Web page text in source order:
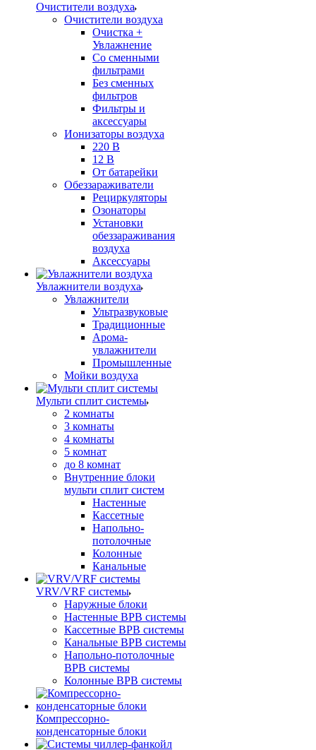
Очистители воздуха
Очистители воздуха
Очистка +
Увлажнение
Cо сменными
фильтрами
Без сменных
фильтров
Фильтры и
аксессуары
Ионизаторы воздуха
220 В
12 В
От батарейки
Обеззараживатели
Рециркуляторы
Озонаторы
Установки
обеззараживания
воздуха
Аксессуары
Увлажнители воздуха
Увлажнители
Ультразвуковые
Традиционные
Арома-
увлажнители
Промышленные
Мойки воздуха
Мульти сплит системы
2 комнаты
3 комнаты
4 комнаты
5 комнат
до 8 комнат
Внутренние блоки
мульти сплит систем
Настенные
Кассетные
Напольно-
потолочные
Колонные
Канальные
VRV/VRF системы
Наружные блоки
Настенные ВРВ системы
Кассетные ВРВ системы
Канальные ВРВ системы
Напольно-потолочные
ВРВ системы
Колонные ВРВ системы
Компрессорно-
конденсаторные блоки